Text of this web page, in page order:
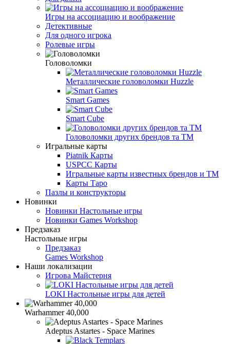
Игры на ассоциацию и воображение
Детективные
Для одного игрока
Ролевые игры
Головоломки
Металлические головоломки Huzzle
Smart Games
Smart Cube
Головоломки других брендов та ТМ
Игральные карты
Piatnik Карты
USPCC Карты
Игральные карты известных брендов и ТМ
Карты Таро
Пазлы и конструкторы
Новинки
Новинки Настольные игры
Новинки Games Workshop
Предзаказ
Настольные игры
Предзаказ
Games Workshop
Наши локализации
Игрова Майстерня
LOKI Настольные игры для детей
Warhammer 40,000
Adeptus Astartes - Space Marines